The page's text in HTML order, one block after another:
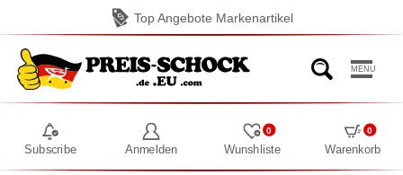
Top Angebote Markenartikel
MENU
Subscribe Anmelden Wunshliste
0
Warenkorb
0